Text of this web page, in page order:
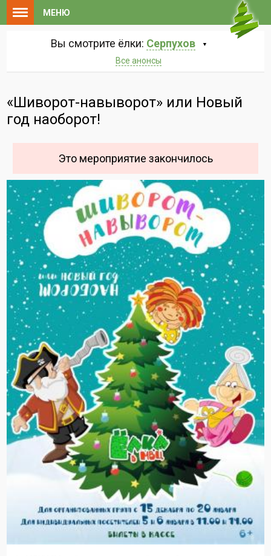
МЕНЮ
Вы смотрите ёлки: Серпухов
Все анонсы
«Шиворот-навыворот» или Новый
год наоборот!
Это мероприятие закончилось